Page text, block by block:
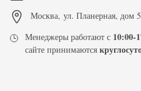
Москва, ул. Планерная, дом
Менеджеры работают с 10:00-
сайте принимаются